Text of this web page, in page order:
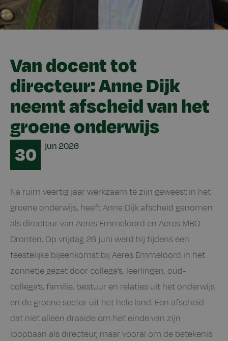
Van docent tot
directeur: Anne Dijk
neemt afscheid van het
groene onderwijs
30 jun2026
Na ruim veertig jaar werkzaam te zijn geweest in het
groene onderwijs, heeft Anne Dijk afscheid genomen
als directeur van Aeres Emmeloord en Aeres MBO
Dronten. Op vrijdag 26 juni werd hij tijdens een
feestelijke bijeenkomst bij Aeres Emmeloord in het
zonnetje gezet door collega’s, leerlingen, oud-
collega’s, familie, bestuur en relaties uit het onderwijs
en de groene sector uit het hele land. Een afscheid
dat niet alleen draaide om het einde van zijn
loopbaan als directeur, maar vooral om de betekenis